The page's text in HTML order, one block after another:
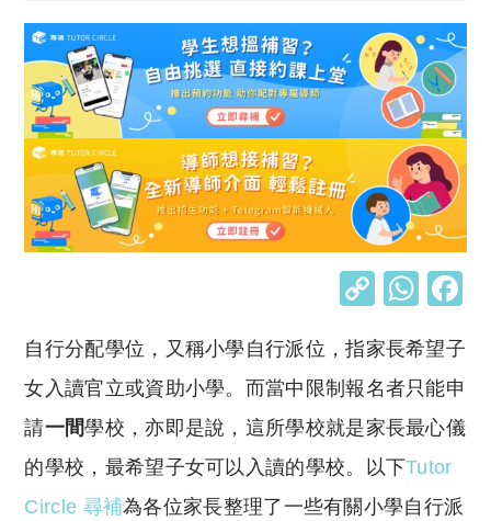
C
p
y
Li
n
k
W
at
s
A
p
p
自行分配學位，又稱小學自行派位，指家長希望子
女入讀官立或資助小學。而當中限制報名者只能申
請一間學校，亦即是說，這所學校就是家長最心儀
的學校，最希望子女可以入讀的學校。以下Tutor
Circle 尋補為各位家長整理了一些有關小學自行派